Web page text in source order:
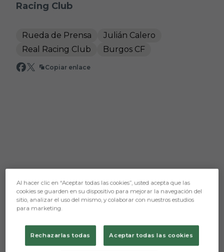
Racing Club
Rueda de Prensa
Julián Calero
Real Racing Club
Burgos CF
Copiar enlace
Prensa Burgos CF
Al hacer clic en “Aceptar todas las cookies”, usted acepta que las
cookies se guarden en su dispositivo para mejorar la navegación del
sitio, analizar el uso del mismo, y colaborar con nuestros estudios
para marketing.
Rechazarlas todas Aceptar todas las cookies